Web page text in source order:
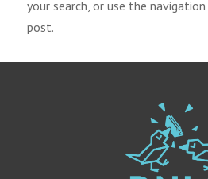
your search, or use the
post.